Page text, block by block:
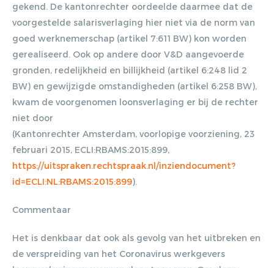
gekend. De kantonrechter oordeelde daarmee dat de
voorgestelde salarisverlaging hier niet via de norm van
goed werknemerschap (artikel 7:611 BW) kon worden
gerealiseerd. Ook op andere door V&D aangevoerde
gronden, redelijkheid en billijkheid (artikel 6:248 lid 2
BW) en gewijzigde omstandigheden (artikel 6:258 BW),
kwam de voorgenomen loonsverlaging er bij de rechter
niet door
(Kantonrechter Amsterdam, voorlopige voorziening, 23
februari 2015, ECLI:RBAMS:2015:899,
https://uitspraken.rechtspraak.nl/inziendocument?
id=ECLI:NL:RBAMS:2015:899).
Commentaar
Het is denkbaar dat ook als gevolg van het uitbreken en
de verspreiding van het Coronavirus werkgevers